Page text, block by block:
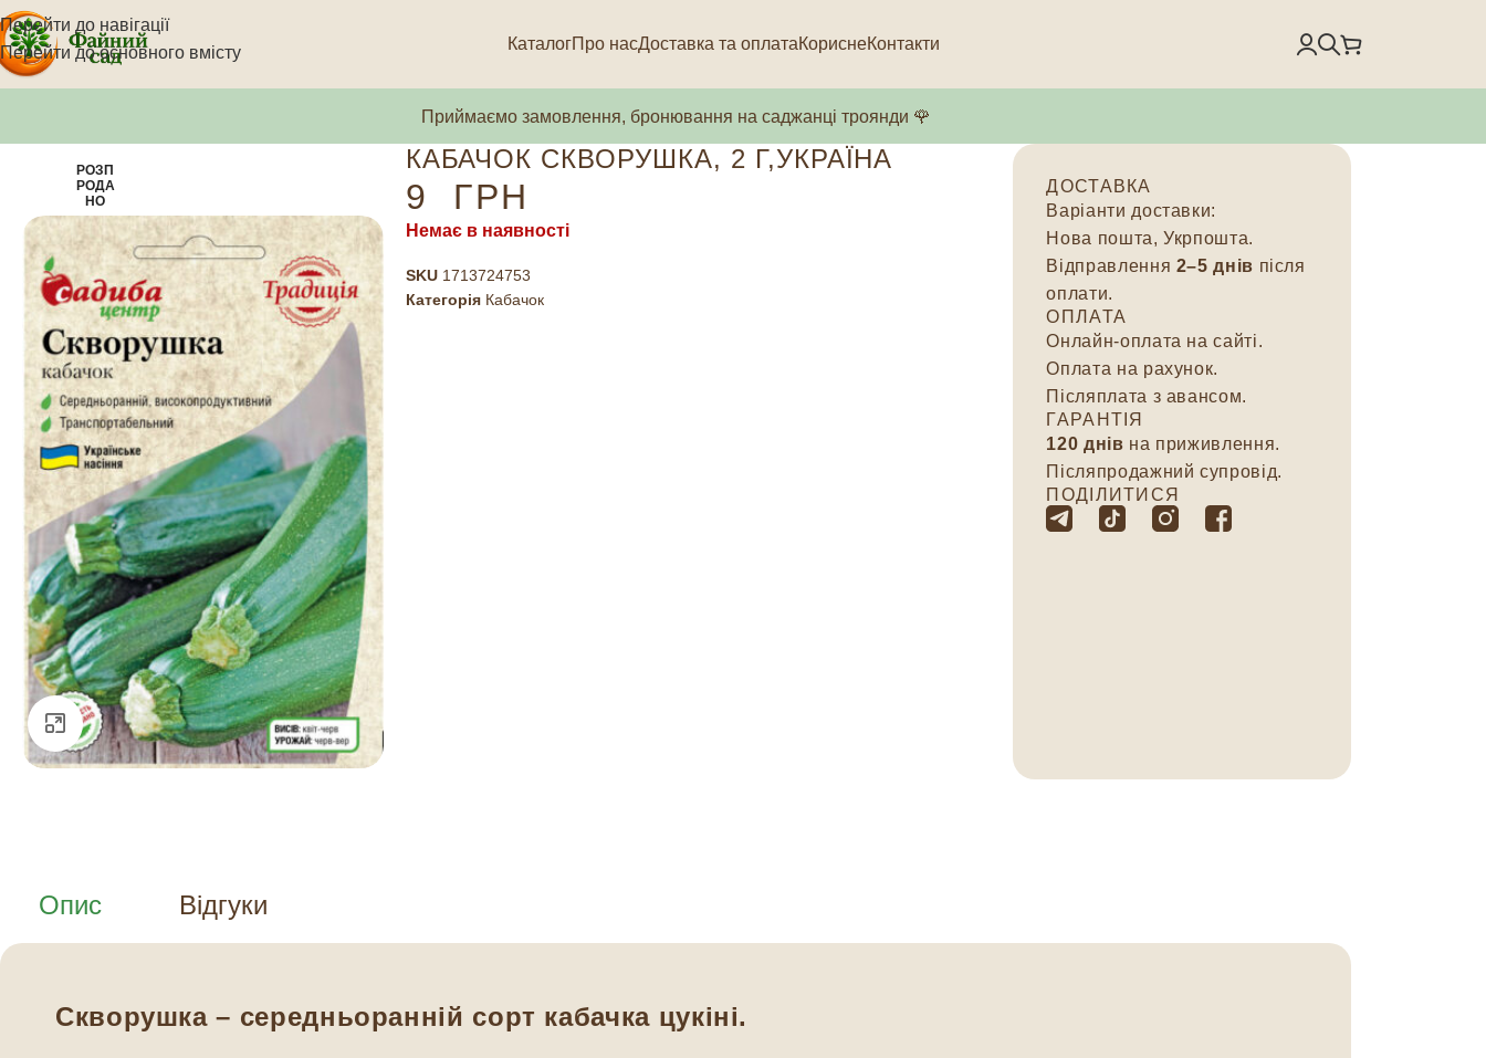
Перейти до навігації
Перейти до основного вмісту
КаталогПро насДоставка та оплатаКориснеКонтакти
Приймаємо замовлення, бронювання на саджанці троянди 🌹
РОЗП
РОДА
НО
Натисніть, щоб збільшити
КАБАЧОК СКВОРУШКА, 2 Г,УКРАЇНА
9 ГРН
Немає в наявності
SKU 1713724753
Категорія Кабачок
ДОСТАВКА
Варіанти доставки:
Нова пошта, Укрпошта.
Відправлення 2–5 днів після
оплати.
ОПЛАТА
Онлайн-оплата на сайті.
Оплата на рахунок.
Післяплата з авансом.
ГАРАНТІЯ
120 днів на приживлення.
Післяпродажний супровід.
ПОДІЛИТИСЯ
Опис Відгуки
Скворушка – середньоранній сорт кабачка цукіні.